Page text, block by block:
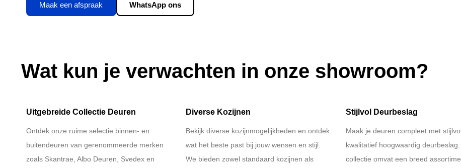
Maak een afspraak WhatsApp ons
Wat kun je verwachten in onze showroom?
Uitgebreide Collectie Deuren
Ontdek onze ruime selectie binnen- en
buitendeuren van gerenommeerde merken
zoals Skantrae, Albo Deuren, Svedex en
Diverse Kozijnen
Bekijk diverse kozijnmogelijkheden en ontdek
wat het beste past bij jouw wensen en stijl.
We bieden zowel standaard kozijnen als
Stijlvol Deurbeslag
Maak je deuren compleet met
kwalitatief hoogwaardig
collectie omvat een breed